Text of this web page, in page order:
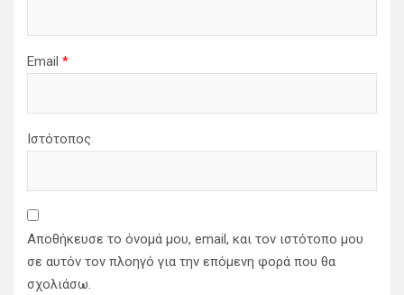
Email *
Ιστότοπος
Αποθήκευσε το όνομά μου, email, και τον ιστότοπο μου
σε αυτόν τον πλοηγό για την επόμενη φορά που θα
σχολιάσω.